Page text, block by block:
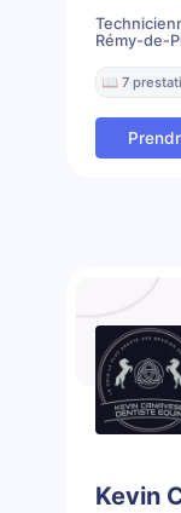
Rémy-de-
📖 7
Kevin